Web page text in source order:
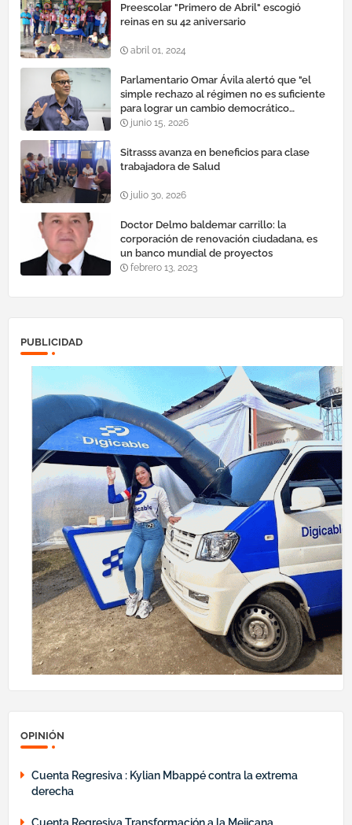
Preescolar "Primero de Abril" escogió
reinas en su 42 aniversario
abril 01, 2024
Parlamentario Omar Ávila alertó que "el
simple rechazo al régimen no es suficiente
para lograr un cambio democrático
efectivo"
junio 15, 2026
Sitrasss avanza en beneficios para clase
trabajadora de Salud
julio 30, 2026
Doctor Delmo baldemar carrillo: la
corporación de renovación ciudadana, es
un banco mundial de proyectos
febrero 13, 2023
PUBLICIDAD
OPINIÓN
Cuenta Regresiva : Kylian Mbappé contra la extrema
derecha